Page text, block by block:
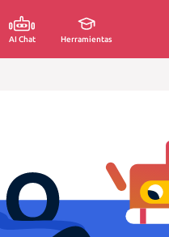
AI Chat Herramientas